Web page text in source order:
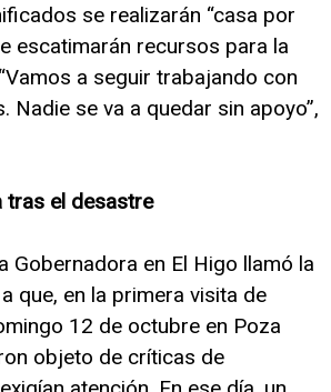
se realizarán “casa por
escatimarán recursos para la
a seguir trabajando con
Nadie se va a quedar sin apoyo”,
tras el desastre
Gobernadora en El Higo llamó la
que, en la primera visita de
12 de octubre en Poza
objeto de críticas de